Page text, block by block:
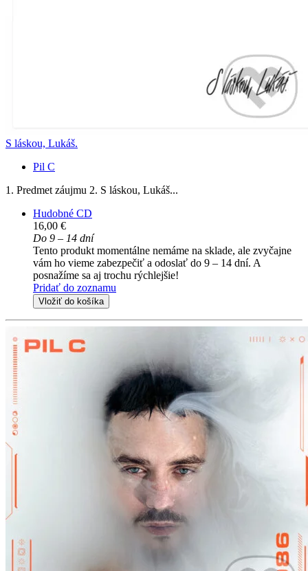
S láskou, Lukáš.
Pil C
1. Predmet záujmu 2. S láskou, Lukáš...
Hudobné CD
16,00 €
Do 9 – 14 dní
Tento produkt momentálne nemáme na sklade, ale zvyčajne
vám ho vieme zabezpečiť a odoslať do 9 – 14 dní. A
posnažíme sa aj trochu rýchlejšie!
Pridať do zoznamu
Vložiť do košíka